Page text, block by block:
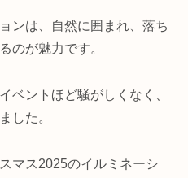
ンは、自然に囲まれ、落ち
のが魅力です。
ベントほど騒がしくなく、
した。
マス2025のイルミネーシ